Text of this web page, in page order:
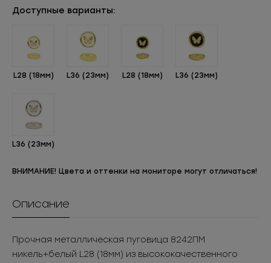
Доступные варианты:
L28 (18мм) L36 (23мм) L28 (18мм) L36 (23мм)
L36 (23мм)
ВНИМАНИЕ! Цвета и оттенки на мониторе могут отличаться!
Описание
Прочная металлическая пуговица 8242ПМ
никель+белый L28 (18мм) из высококачественного